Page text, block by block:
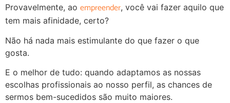
Provavelmente, ao empreender, você vai fazer aquilo que
tem mais afinidade, certo?
Não há nada mais estimulante do que fazer o que
gosta.
E o melhor de tudo: quando adaptamos as nossas
escolhas profissionais ao nosso perfil, as chances de
sermos bem-sucedidos são muito maiores.